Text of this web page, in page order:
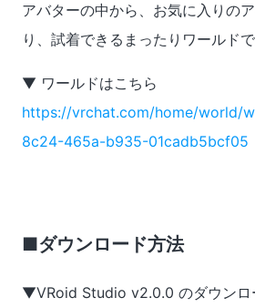
アバターの中から、お気に入りの
り、試着できるまったりワールドで
▼ ワールドはこちら
https://vrchat.com/home/world/
8c24-465a-b935-01cadb5bcf05
■ダウンロード方法
▼VRoid Studio v2.0.0 のダウンロ